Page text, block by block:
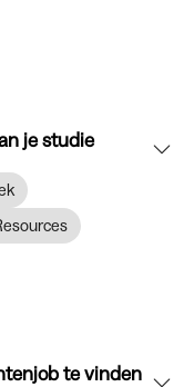
je studie
te vinden